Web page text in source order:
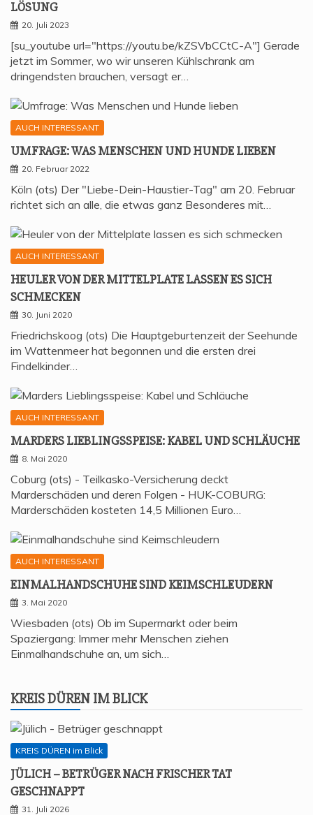
LÖSUNG
20. Juli 2023
[su_youtube url="https://youtu.be/kZSVbCCtC-A"] Gerade
jetzt im Sommer, wo wir unseren Kühlschrank am
dringendsten brauchen, versagt er…
AUCH INTERESSANT
UMFRA­GE: WAS MEN­SCHEN UND HUN­DE LIEBEN
20. Februar 2022
Köln (ots) Der "Liebe-Dein-Haustier-Tag" am 20. Februar
richtet sich an alle, die etwas ganz Besonderes mit…
AUCH INTERESSANT
HEU­LER VON DER MIT­TEL­P­LA­TE LAS­SEN ES SICH
SCHMECKEN
30. Juni 2020
Friedrichskoog (ots) Die Hauptgeburtenzeit der Seehunde
im Wattenmeer hat begonnen und die ersten drei
Findelkinder…
AUCH INTERESSANT
MAR­DERS LIEB­LINGS­SPEI­SE: KABEL UND SCHLÄUCHE
8. Mai 2020
Coburg (ots) - Teilkasko-Versicherung deckt
Marderschäden und deren Folgen - HUK-COBURG:
Marderschäden kosteten 14,5 Millionen Euro…
AUCH INTERESSANT
EIN­MAL­HAND­SCHU­HE SIND KEIMSCHLEUDERN
3. Mai 2020
Wiesbaden (ots) Ob im Supermarkt oder beim
Spaziergang: Immer mehr Menschen ziehen
Einmalhandschuhe an, um sich…
KREIS DÜREN IM BLICK
KREIS DÜREN im Blick
JÜLICH – BETRÜ­GER NACH FRI­SCHER TAT
GESCHNAPPT
31. Juli 2026